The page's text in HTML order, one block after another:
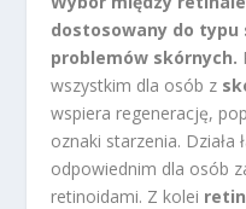
dostosowany do typu
problemów skórnych.
wszystkim dla osób z
wspiera regenerację,
oznaki starzenia. Działa
odpowiednim dla osób
retinoidami. Z kolei